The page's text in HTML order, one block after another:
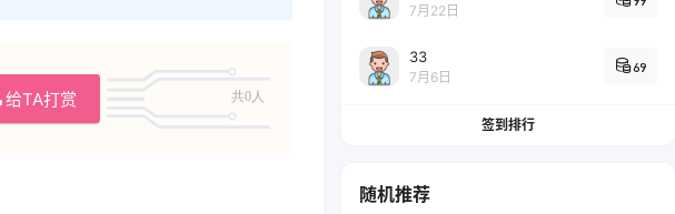
给TA打赏 共0人
7月22日
33
7月6日
69
签到排行
随机推荐